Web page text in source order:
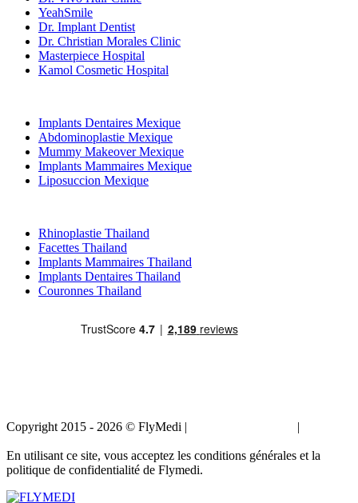
YeahSmile
Dr. Implant Dentist
Dr. Christian Morales Clinic
Masterpiece Hospital
Kamol Cosmetic Hospital
Implants Dentaires Mexique
Abdominoplastie Mexique
Mummy Makeover Mexique
Implants Mammaires Mexique
Liposuccion Mexique
Rhinoplastie Thailand
Facettes Thailand
Implants Mammaires Thailand
Implants Dentaires Thailand
Couronnes Thailand
Copyright 2015 - 2026 © FlyMedi | |
En utilisant ce site, vous acceptez les conditions générales et la
politique de confidentialité de Flymedi.